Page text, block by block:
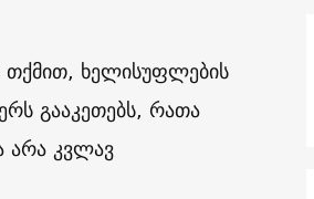
თქმით, ხელისუფლების
გააკეთებს, რათა
არა კვლავ